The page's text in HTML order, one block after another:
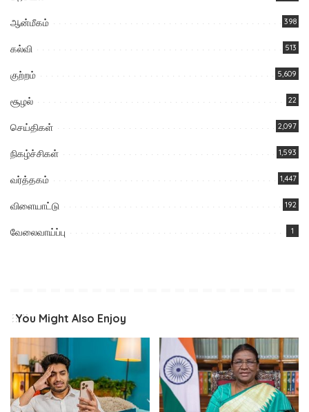
ஆன்மீகம் 398
கல்வி 513
குற்றம் 5,609
சூழல் 22
செய்திகள் 2,097
நிகழ்ச்சிகள் 1,593
வர்த்தகம் 1,447
விளையாட்டு 192
வேலைவாய்ப்பு 1
You Might Also Enjoy